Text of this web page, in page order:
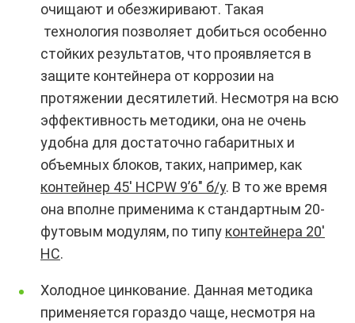
очищают и обезжиривают. Такая
технология позволяет добиться особенно
стойких результатов, что проявляется в
защите контейнера от коррозии на
протяжении десятилетий. Несмотря на всю
эффективность методики, она не очень
удобна для достаточно габаритных и
объемных блоков, таких, например, как
контейнер 45′ HCPW 9’6″ б/у. В то же время
она вполне применима к стандартным 20-
футовым модулям, по типу контейнера 20′
HC.
Холодное цинкование. Данная методика
применяется гораздо чаще, несмотря на